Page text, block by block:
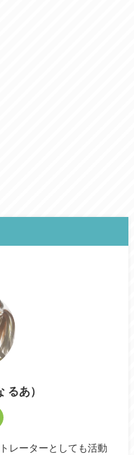
るあ）
レーターとしても活動